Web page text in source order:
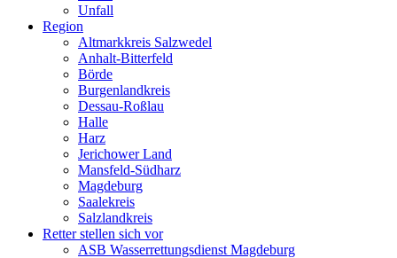
Unfall
Region
Altmarkkreis Salzwedel
Anhalt-Bitterfeld
Börde
Burgenlandkreis
Dessau-Roßlau
Halle
Harz
Jerichower Land
Mansfeld-Südharz
Magdeburg
Saalekreis
Salzlandkreis
Retter stellen sich vor
ASB Wasserrettungsdienst Magdeburg